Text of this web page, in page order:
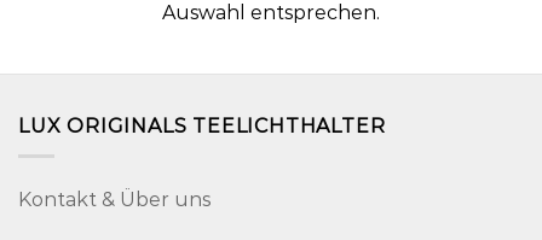
Auswahl entsprechen.
LUX ORIGINALS TEELICHTHALTER
Kontakt & Über uns